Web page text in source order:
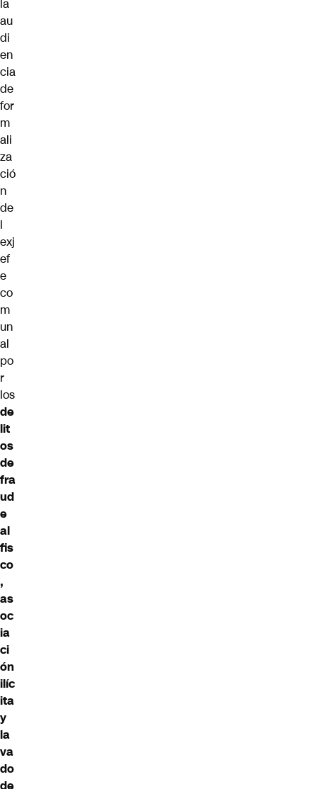
la
au
di
en
cia
de
for
m
ali
za
ció
n
de
l
exj
ef
e
co
m
un
al
po
r
los
de
lit
os
de
fra
ud
e
al
fis
co
,
as
oc
ia
ci
ón
ilíc
ita
y
la
va
do